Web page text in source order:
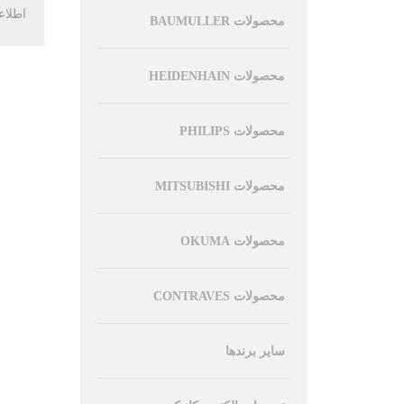
محصولات BAUMULLER
محصولات HEIDENHAIN
محصولات PHILIPS
محصولات MITSUBISHI
محصولات OKUMA
محصولات CONTRAVES
سایر برندها